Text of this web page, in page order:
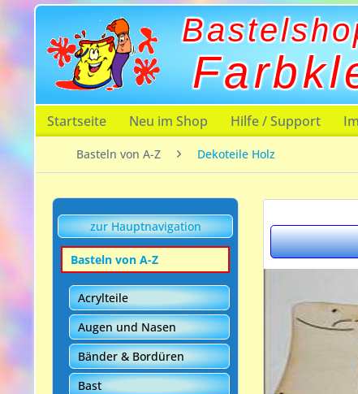
Startseite Neu im Shop Hilfe / Support
Basteln von A-Z Dekoteile Holz
zur Hauptnavigation
Basteln von A-Z
Acrylteile
Augen und Nasen
Bänder & Bordüren
Bast